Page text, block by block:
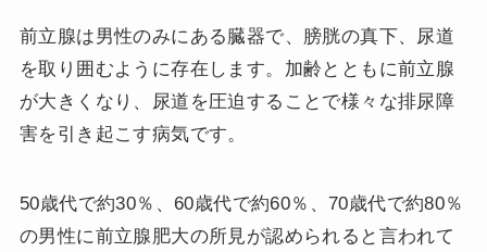
前立腺は男性のみにある臓器で、膀胱の真下、尿道
を取り囲むように存在します。加齢とともに前立腺
が大きくなり、尿道を圧迫することで様々な排尿障
害を引き起こす病気です。
50歳代で約30％、60歳代で約60％、70歳代で約80％
の男性に前立腺肥大の所見が認められると言われて